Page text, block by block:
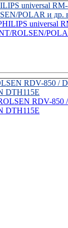
universal
POLAR и др.
RDV-850 /
DTH115E